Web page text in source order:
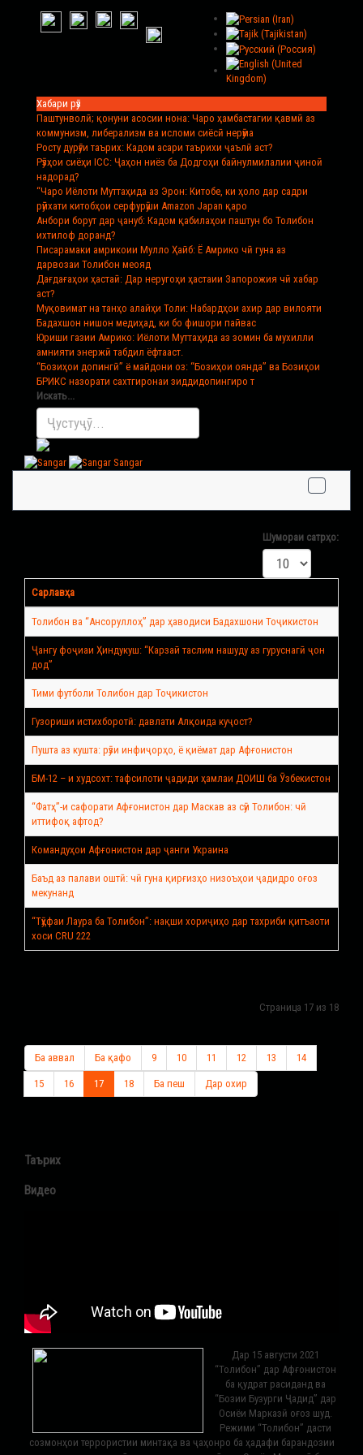
Хабари рӯз
Паштунволӣ; қонуни асосии нона: Чаро ҳамбастагии қавмӣ аз
коммунизм, либерализм ва исломи сиёсӣ нерӯма
Росту дурӯғи таърих: Кадом асари таърихи ҷаълӣ аст?
Рӯзҳои сиёҳи ICC: Ҷаҳон ниёз ба Додгоҳи байнулмилалии ҷиноӣ
надорад?
“Чаро Иёлоти Муттаҳида аз Эрон: Китобе, ки ҳоло дар садри
рӯйхати китобҳои серфурӯши Amazon Japan қаро
Анбори борут дар ҷануб: Кадом қабилаҳои паштун бо Толибон
ихтилоф доранд?
Писарамаки амрикоии Мулло Ҳайб: Ё Амрико чӣ гуна аз
дарвозаи Толибон меояд
Дағдағаҳои ҳастаӣ: Дар неругоҳи ҳастаии Запорожия чӣ хабар
аст?
Муқовимат на танҳо алайҳи Толи: Набардҳои ахир дар вилояти
Бадахшон нишон медиҳад, ки бо фишори пайвас
Юриши газии Амрико: Иёлоти Муттаҳида аз зомин ба мухилли
амнияти энержӣ табдил ёфтааст.
“Бозиҳои допингӣ” ё майдони оз: “Бозиҳои оянда” ва Бозиҳои
БРИКС назорати сахтгиронаи зиддидопингиро т
Искать...
Sangar
Шумораи сатрҳо:
Сарлавҳа
Толибон ва “Ансоруллоҳ” дар ҳаводиси Бадахшони Тоҷикистон
Ҷангу фоҷиаи Ҳиндукуш: “Карзай таслим нашуду аз гуруснагӣ ҷон
дод”
Тими футболи Толибон дар Тоҷикистон
Гузориши истихборотӣ: давлати Алқоида куҷост?
Пушта аз кушта: рӯзи инфиҷорҳо, ё қиёмат дар Афғонистон
БМ-12 – и худсохт: тафсилоти ҷадиди ҳамлаи ДОИШ ба Ӯзбекистон
“Фатҳ”-и сафорати Афғонистон дар Маскав аз сӯи Толибон: чӣ
иттифоқ афтод?
Командуҳои Афғонистон дар ҷанги Украина
Баъд аз палави оштӣ: чӣ гуна қирғизҳо низоъҳои ҷадидро оғоз
мекунанд
“Тӯҳфаи Лаура ба Толибон”: нақши хориҷиҳо дар тахриби қитъаоти
хоси CRU 222
Страница 17 из 18
Ба аввал Ба қафо 9 10 11 12 13 14
15 16 17 18 Ба пеш Дар охир
Таърих
Видео
Дар 15 августи 2021
“Толибон” дар Афғонистон
ба қудрат расиданд ва
“Бозии Бузурги Ҷадид” дар
Осиёи Марказӣ оғоз шуд.
Режими “Толибон” дасти
созмонҳои террористии минтақа ва ҷаҳонро ба ҳадафи барандозии